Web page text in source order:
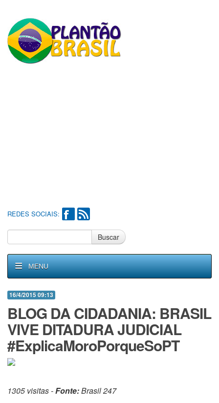
REDES SOCIAIS:
Buscar
MENU
16/4/2015 09:13
BLOG DA CIDADANIA: BRASIL
VIVE DITADURA JUDICIAL
#ExplicaMoroPorqueSoPT
1305 visitas -Fonte:Brasil 247